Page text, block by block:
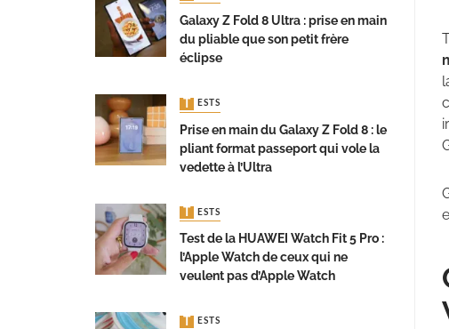
Galaxy Z Fold 8 Ultra : prise en main
du pliable que son petit frère
éclipse
TESTS
Prise en main du Galaxy Z Fold 8 : le
pliant format passeport qui vole la
vedette à l’Ultra
TESTS
Test de la HUAWEI Watch Fit 5 Pro :
l’Apple Watch de ceux qui ne
veulent pas d’Apple Watch
TESTS